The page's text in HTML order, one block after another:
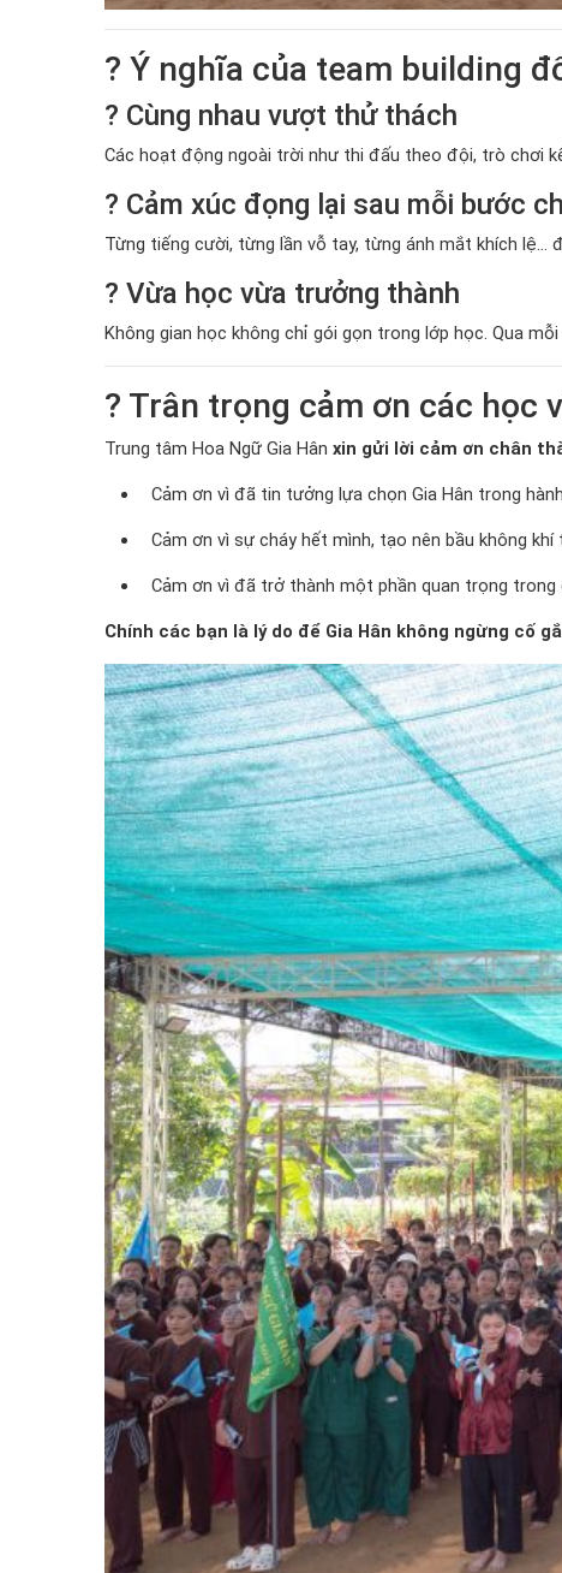
? Ý nghĩa của team building
? Cùng nhau vượt thử thách
Các hoạt động ngoài trời như thi đấu theo đội, trò chơi
? Cảm xúc đọng lại sau mỗi bước
Từng tiếng cười, từng lần vỗ tay, từng ánh mắt khích lệ…
? Vừa học vừa trưởng thành
Không gian học không chỉ gói gọn trong lớp học. Qua
? Trân trọng cảm ơn các học
Trung tâm Hoa Ngữ Gia Hân xin gửi lời cảm ơn chân
Cảm ơn vì đã tin tưởng lựa chọn Gia Hân trong
Cảm ơn vì sự cháy hết mình, tạo nên bầu không
Cảm ơn vì đã trở thành một phần quan trọng trong
Chính các bạn là lý do để Gia Hân không ngừng cố